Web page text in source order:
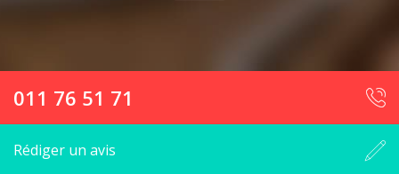
011 76 51 71
Rédiger un avis